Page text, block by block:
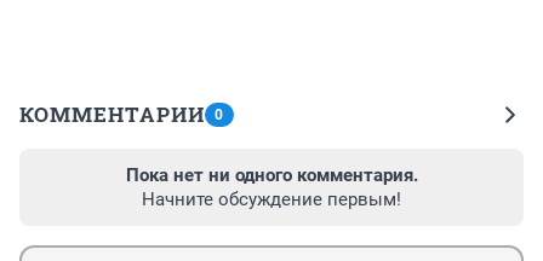
КОММЕНТАРИИ 0
Пока нет ни одного комментария.
Начните обсуждение первым!